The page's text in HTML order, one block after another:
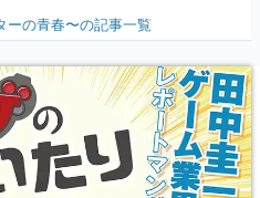
界の快男児・松山 洋に流れる血は
ンプ』色だった【若ゲのいた
ーの青春〜の記事一覧